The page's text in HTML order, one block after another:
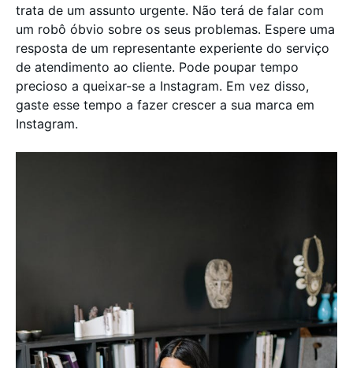
trata de um assunto urgente. Não terá de falar com
um robô óbvio sobre os seus problemas. Espere uma
resposta de um representante experiente do serviço
de atendimento ao cliente. Pode poupar tempo
precioso a queixar-se a Instagram. Em vez disso,
gaste esse tempo a fazer crescer a sua marca em
Instagram.